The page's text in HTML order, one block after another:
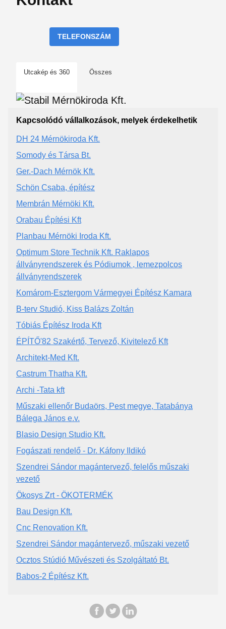
TELEFONSZÁM
Utcakép és 360 Összes
Kapcsolódó vállalkozások, melyek érdekelhetik
DH 24 Mérnökiroda Kft.
Somody és Társa Bt.
Ger.-Dach Mérnök Kft.
Schön Csaba, építész
Membrán Mérnöki Kft.
Orabau Építési Kft
Planbau Mérnöki Iroda Kft.
Optimum Store Technik Kft. Raklapos
állványrendszerek és Pódiumok , lemezpolcos
állványrendszerek
Komárom-Esztergom Vármegyei Építész Kamara
B-terv Studió, Kiss Balázs Zoltán
Tóbiás Építész Iroda Kft
ÉPÍTŐ'82 Szakértő, Tervező, Kivitelező Kft
Architekt-Med Kft.
Castrum Thatha Kft.
Archi -Tata kft
Műszaki ellenőr Budaörs, Pest megye, Tatabánya
Bálega János e.v.
Blasio Design Studio Kft.
Fogászati rendelő - Dr. Káfony Ildikó
Szendrei Sándor magántervező, felelős műszaki
vezető
Ökosys Zrt - ÖKOTERMÉK
Bau Design Kft.
Cnc Renovation Kft.
Szendrei Sándor magántervező, műszaki vezető
Ocztos Stúdió Művészeti és Szolgáltató Bt.
Babos-2 Építész Kft.